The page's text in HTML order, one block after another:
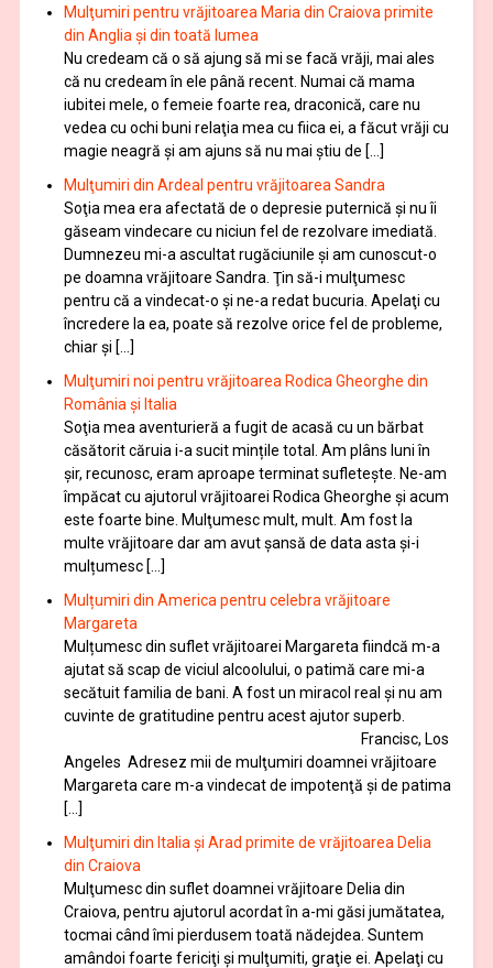
Mulţumiri pentru vrăjitoarea Maria din Craiova primite
din Anglia și din toată lumea
Nu credeam că o să ajung să mi se facă vrăji, mai ales
că nu credeam în ele până recent. Numai că mama
iubitei mele, o femeie foarte rea, draconică, care nu
vedea cu ochi buni relaţia mea cu fiica ei, a făcut vrăji cu
magie neagră şi am ajuns să nu mai ştiu de […]
Mulţumiri din Ardeal pentru vrăjitoarea Sandra
Soţia mea era afectată de o depresie puternică şi nu îi
găseam vindecare cu niciun fel de rezolvare imediată.
Dumnezeu mi-a ascultat rugăciunile şi am cunoscut-o
pe doamna vrăjitoare Sandra. Ţin să-i mulţumesc
pentru că a vindecat-o şi ne-a redat bucuria. Apelaţi cu
încredere la ea, poate să rezolve orice fel de probleme,
chiar şi […]
Mulţumiri noi pentru vrăjitoarea Rodica Gheorghe din
România și Italia
Soţia mea aventurieră a fugit de acasă cu un bărbat
căsătorit căruia i-a sucit mințile total. Am plâns luni în
șir, recunosc, eram aproape terminat sufletește. Ne-am
împăcat cu ajutorul vrăjitoarei Rodica Gheorghe şi acum
este foarte bine. Mulţumesc mult, mult. Am fost la
multe vrăjitoare dar am avut șansă de data asta și-i
mulțumesc […]
Mulțumiri din America pentru celebra vrăjitoare
Margareta
Mulțumesc din suflet vrăjitoarei Margareta fiindcă m-a
ajutat să scap de viciul alcoolului, o patimă care mi-a
secătuit familia de bani. A fost un miracol real și nu am
cuvinte de gratitudine pentru acest ajutor superb.
Francisc, Los
Angeles Adresez mii de mulţumiri doamnei vrăjitoare
Margareta care m-a vindecat de impotenţă şi de patima
[…]
Mulţumiri din Italia și Arad primite de vrăjitoarea Delia
din Craiova
Mulţumesc din suflet doamnei vrăjitoare Delia din
Craiova, pentru ajutorul acordat în a-mi găsi jumătatea,
tocmai când îmi pierdusem toată nădejdea. Suntem
amândoi foarte fericiţi şi mulţumiti, graţie ei. Apelaţi cu